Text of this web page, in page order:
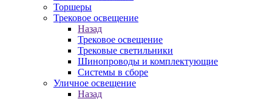
Торшеры
Трековое освещение
Назад
Трековое освещение
Трековые светильники
Шинопроводы и комплектующие
Системы в сборе
Уличное освещение
Назад